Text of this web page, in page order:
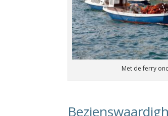
Met de ferry